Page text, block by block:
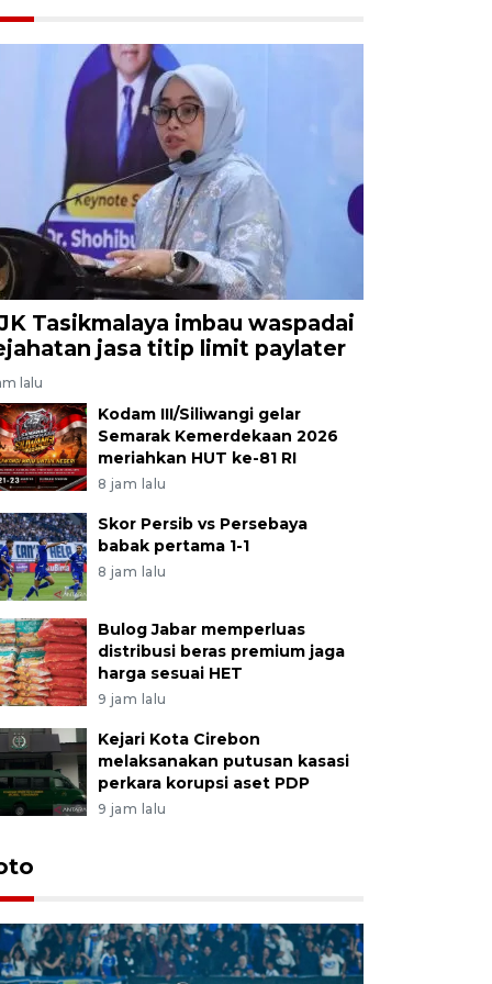
Tasikmalaya imbau waspadai
jasa titip limit paylater
lalu
Kodam III/Siliwangi gelar
Semarak Kemerdekaan 2026
meriahkan HUT ke-81 RI
8 jam lalu
Skor Persib vs Persebaya
babak pertama 1-1
8 jam lalu
Bulog Jabar memperluas
distribusi beras premium jaga
harga sesuai HET
9 jam lalu
Kejari Kota Cirebon
melaksanakan putusan kasasi
perkara korupsi aset PDP
9 jam lalu